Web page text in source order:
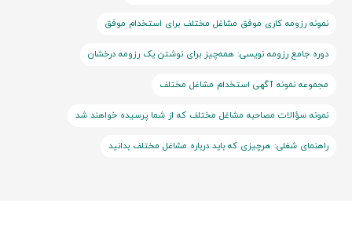
نمونه رزومه کاری موفق مشاغل مختلف برای استخدام موفق
دوره جامع رزومه نویسی: همه‌چیز برای نوشتن یک رزومه درخشان
مجموعه نمونه آگهی استخدام مشاغل مختلف
نمونه سؤالات مصاحبه مشاغل مختلف که از شما پرسیده خواهند شد
راهنمای شغلی: هرچیزی که باید درباره مشاغل مختلف بدانید